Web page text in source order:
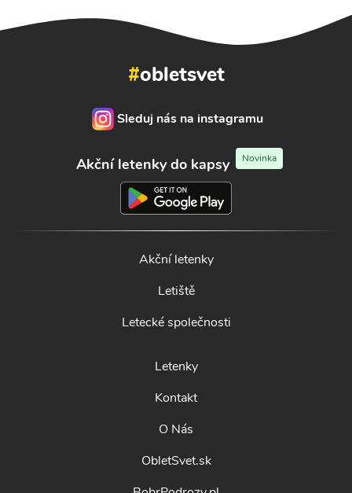
#obletsvet
Sleduj nás na instagramu
Akční letenky do kapsy Novinka
Akční letenky
Letiště
Letecké společnosti
Letenky
Kontakt
O Nás
ObletSvet.sk